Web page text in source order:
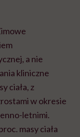
a nie
kliniczne
ciała, z
w okresie
letnimi.
masy ciała